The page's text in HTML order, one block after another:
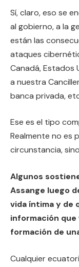
Sí, claro, eso se
al gobierno, a la
están las
ataques
Canadá, Estados
a nuestra
banca privada,
Ese es el tipo
Realmente no es
circunstancia,
Algunos
Assange luego
vida íntima y de
información que
formación de
Cualquier